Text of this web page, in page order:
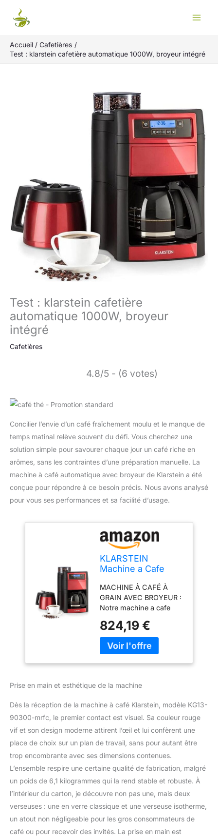
Accueil
Cafetières
Test : klarstein cafetière automatique 1000W, broyeur intégré
Test : klarstein cafetière
automatique 1000W, broyeur
intégré
Cafetières
4.8/5 - (6 votes)
Concilier l’envie d’un café fraîchement moulu et le manque de
temps matinal relève souvent du défi. Vous cherchez une
solution simple pour savourer chaque jour un café riche en
arômes, sans les contraintes d’une préparation manuelle. La
machine à café automatique avec broyeur de Klarstein a été
conçue pour répondre à ce besoin précis. Nous avons analysé
pour vous ses performances et sa facilité d’usage.
KLARSTEIN
Machine a Cafe
Grain avec Broyeur
1000W, Minuterie et
Filtre à charbon
actif, 5 Niveaux de
Mouture, 10 Tasses,
Cafetière à Grain
Expresso,
Machines à Café
MACHINE À CAFÉ À
GRAIN AVEC BROYEUR :
Notre machine a cafe
pour commencer la
journée. Avec un broyeur
intégré, 5 niveaux de
saveurs riches et
À VOS GOÛTS : Plus la
poudre est fine, plus le
café est fort. En
choisissant le niveau de
mouture de très fin à
de commande, cette
cafetiere a grain avec
broyeur vous aide à créer
le café qui vous
convient. RÉVEILLEZ-
VOUS AVEC DU CAFÉ
FRAIS : Notre cafetière à
824,19 €
Prise en main et esthétique de la machine
Dès la réception de la machine à café Klarstein, modèle KG13-
90300-mrfc, le premier contact est visuel. Sa couleur rouge
vif et son design moderne attirent l’œil et lui confèrent une
place de choix sur un plan de travail, sans pour autant être
trop encombrante avec ses dimensions contenues.
L’ensemble respire une certaine qualité de fabrication, malgré
un poids de 6,1 kilogrammes qui la rend stable et robuste. À
l’intérieur du carton, je découvre non pas une, mais deux
verseuses : une en verre classique et une verseuse isotherme,
un atout non négligeable pour les gros consommateurs de
café ou pour recevoir des invités. La prise en main est